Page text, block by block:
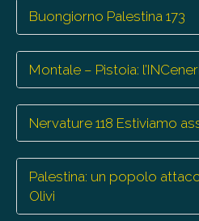
Buongiorno Palestina 173
Montale – Pistoia:
Nervature 118 Estiviamo
Palestina: un popolo
Olivi